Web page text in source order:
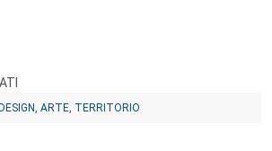
ARTE, TERRITORIO